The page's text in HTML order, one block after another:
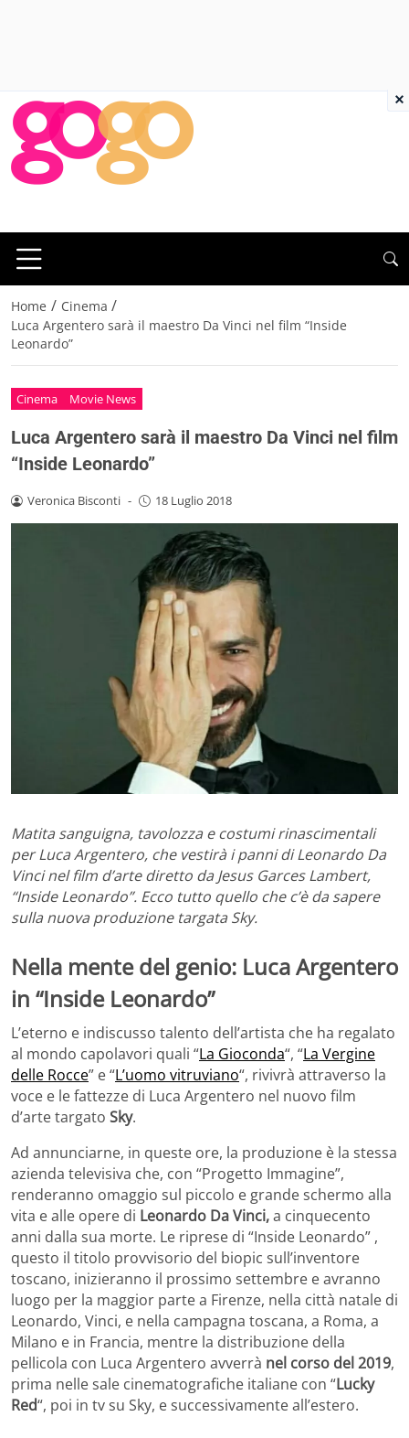
Home / Cinema /
Luca Argentero sarà il maestro Da Vinci nel film “Inside
Leonardo”
Cinema Movie News
Luca Argentero sarà il maestro Da Vinci nel film
“Inside Leonardo”
Veronica Bisconti - 18 Luglio 2018
Matita sanguigna, tavolozza e costumi rinascimentali
per Luca Argentero, che vestirà i panni di Leonardo Da
Vinci nel film d’arte diretto da Jesus Garces Lambert,
“Inside Leonardo”. Ecco tutto quello che c’è da sapere
sulla nuova produzione targata Sky.
Nella mente del genio: Luca Argentero
in “Inside Leonardo”
L’eterno e indiscusso talento dell’artista che ha regalato
al mondo capolavori quali “La Gioconda“, “La Vergine
delle Rocce” e “L’uomo vitruviano“, rivivrà attraverso la
voce e le fattezze di Luca Argentero nel nuovo film
d’arte targato Sky.
Ad annunciarne, in queste ore, la produzione è la stessa
azienda televisiva che, con “Progetto Immagine”,
renderanno omaggio sul piccolo e grande schermo alla
vita e alle opere di Leonardo Da Vinci,a cinquecento
anni dalla sua morte. Le riprese di “Inside Leonardo” ,
questo il titolo provvisorio del biopic sull’inventore
toscano, inizieranno il prossimo settembre e avranno
luogo per la maggior parte a Firenze, nella città natale di
Leonardo, Vinci, e nella campagna toscana, a Roma, a
Milano e in Francia, mentre la distribuzione della
pellicola con Luca Argentero avverrà nel corso del 2019,
prima nelle sale cinematografiche italiane con “Lucky
Red“, poi in tv su Sky, e successivamente all’estero.
×